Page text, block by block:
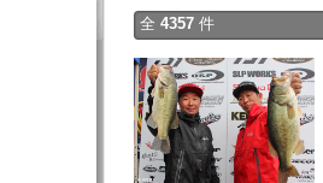
全 4357件